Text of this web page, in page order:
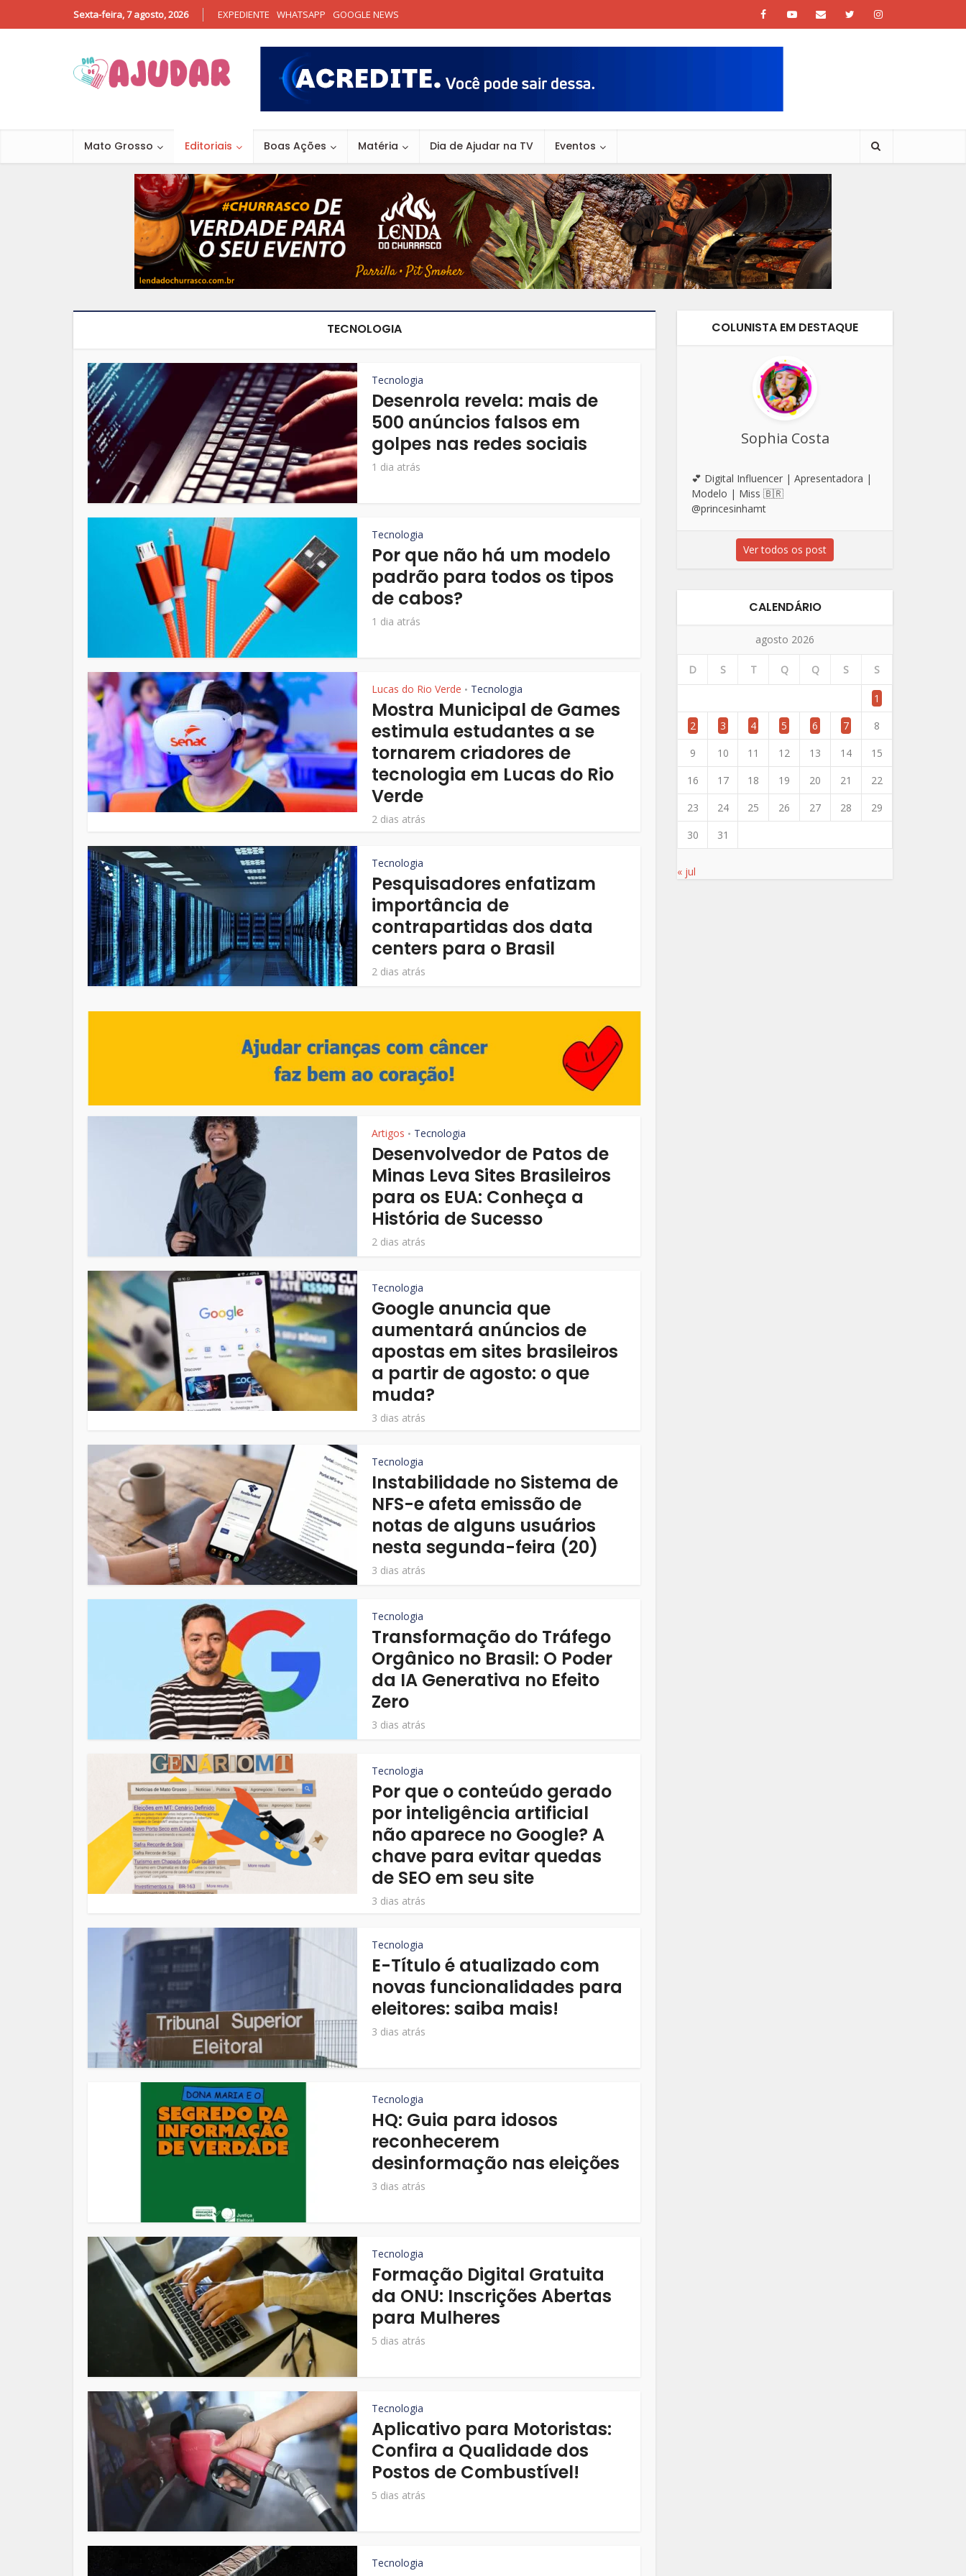
Sexta-feira, 7 agosto, 2026 EXPEDIENTE WHATSAPP GOOGLE NEWS
Mato Grosso Editoriais Boas Ações Matéria Dia de Ajudar na TV Eventos
TECNOLOGIA
Tecnologia
Desenrola revela: mais de
500 anúncios falsos em
golpes nas redes sociais
1 dia atrás
Tecnologia
Por que não há um modelo
padrão para todos os tipos
de cabos?
1 dia atrás
Lucas do Rio Verde • Tecnologia
Mostra Municipal de Games
estimula estudantes a se
tornarem criadores de
tecnologia em Lucas do Rio
Verde
2 dias atrás
Tecnologia
Pesquisadores enfatizam
importância de
contrapartidas dos data
centers para o Brasil
2 dias atrás
Artigos • Tecnologia
Desenvolvedor de Patos de
Minas Leva Sites Brasileiros
para os EUA: Conheça a
História de Sucesso
2 dias atrás
Tecnologia
Google anuncia que
aumentará anúncios de
apostas em sites brasileiros
a partir de agosto: o que
muda?
3 dias atrás
Tecnologia
Instabilidade no Sistema de
NFS-e afeta emissão de
notas de alguns usuários
nesta segunda-feira (20)
3 dias atrás
Tecnologia
Transformação do Tráfego
Orgânico no Brasil: O Poder
da IA Generativa no Efeito
Zero
3 dias atrás
Tecnologia
Por que o conteúdo gerado
por inteligência artificial
não aparece no Google? A
chave para evitar quedas
de SEO em seu site
3 dias atrás
Tecnologia
E-Título é atualizado com
novas funcionalidades para
eleitores: saiba mais!
3 dias atrás
Tecnologia
HQ: Guia para idosos
reconhecerem
desinformação nas eleições
3 dias atrás
Tecnologia
Formação Digital Gratuita
da ONU: Inscrições Abertas
para Mulheres
5 dias atrás
Tecnologia
Aplicativo para Motoristas:
Confira a Qualidade dos
Postos de Combustível!
5 dias atrás
Tecnologia
COLUNISTA EM DESTAQUE
Sophia Costa
💕 Digital Influencer | Apresentadora |
Modelo | Miss 🇧🇷
@princesinhamt
Ver todos os post
CALENDÁRIO
agosto 2026
D S T Q Q S S
1
2
3 4 5 6 7
8
9
10 11 12 13 14
15
16
17 18 19 20 21
22
23
24 25 26 27 28
29
30
31
« jul